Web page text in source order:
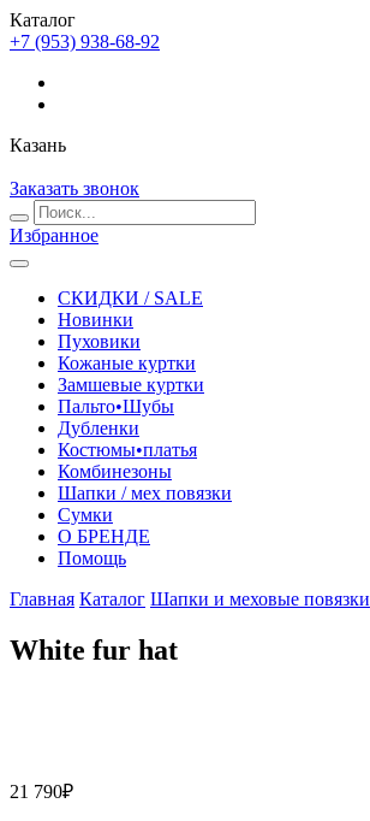
Каталог
+7 (953) 938-68-92
Казань
Заказать звонок
Избранное
СКИДКИ / SALE
Новинки
Пуховики
Кожаные куртки
Замшевые куртки
Пальто•Шубы
Дубленки
Костюмы•платья
Комбинезоны
Шапки / мех повязки
Сумки
О БРЕНДЕ
Помощь
Главная Каталог Шапки и меховые повязки
White fur hat
21 790₽